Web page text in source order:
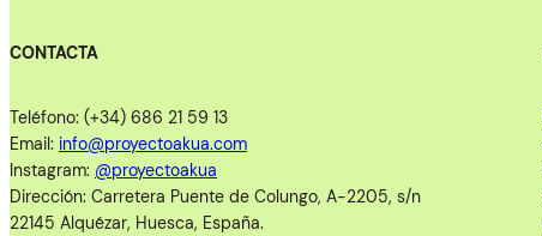
CONTACTA
Teléfono: (+34) 686 21 59 13
Email: info@proyectoakua.com
Instagram: @proyectoakua
Dirección: Carretera Puente de Colungo, A-2205, s/n
22145 Alquézar, Huesca, España.